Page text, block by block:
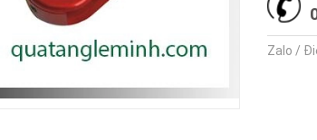
Zalo /